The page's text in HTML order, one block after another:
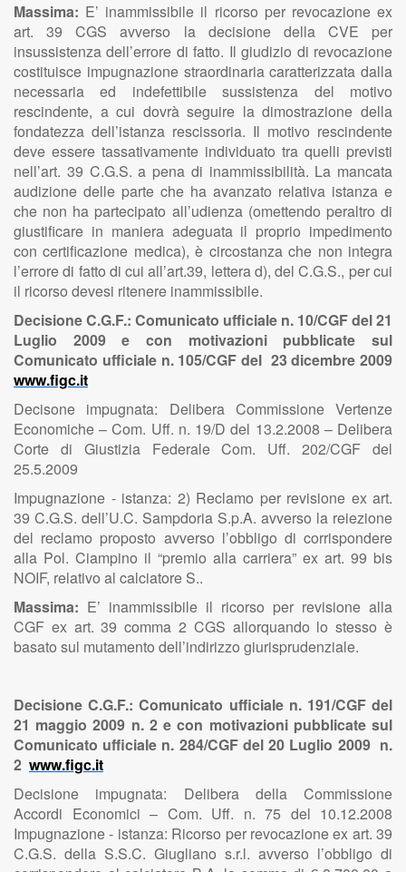
Massima: E’ inammissibile il ricorso per revocazione ex
art. 39 CGS avverso la decisione della CVE per
insussistenza dell’errore di fatto. Il giudizio di revocazione
costituisce impugnazione straordinaria caratterizzata dalla
necessaria ed indefettibile sussistenza del motivo
rescindente, a cui dovrà seguire la dimostrazione della
fondatezza dell’istanza rescissoria. Il motivo rescindente
deve essere tassativamente individuato tra quelli previsti
nell’art. 39 C.G.S. a pena di inammissibilità. La mancata
audizione delle parte che ha avanzato relativa istanza e
che non ha partecipato all’udienza (omettendo peraltro di
giustificare in maniera adeguata il proprio impedimento
con certificazione medica), è circostanza che non integra
l’errore di fatto di cui all’art.39, lettera d), del C.G.S., per cui
il ricorso devesi ritenere inammissibile.
Decisione C.G.F.: Comunicato ufficiale n. 10/CGF del 21
Luglio 2009 e con motivazioni pubblicate sul
Comunicato ufficiale n. 105/CGF del 23 dicembre 2009
www.figc.it
Decisone impugnata: Delibera Commissione Vertenze
Economiche – Com. Uff. n. 19/D del 13.2.2008 – Delibera
Corte di Giustizia Federale Com. Uff. 202/CGF del
25.5.2009
Impugnazione - istanza: 2) Reclamo per revisione ex art.
39 C.G.S. dell’U.C. Sampdoria S.p.A. avverso la reiezione
del reclamo proposto avverso l’obbligo di corrispondere
alla Pol. Ciampino il “premio alla carriera” ex art. 99 bis
NOIF, relativo al calciatore S..
Massima: E’ inammissibile il ricorso per revisione alla
CGF ex art. 39 comma 2 CGS allorquando lo stesso è
basato sul mutamento dell’indirizzo giurisprudenziale.
Decisione C.G.F.: Comunicato ufficiale n. 191/CGF del
21 maggio 2009 n. 2 e con motivazioni pubblicate sul
Comunicato ufficiale n. 284/CGF del 20 Luglio 2009 n.
2 www.figc.it
Decisione impugnata: Delibera della Commissione
Accordi Economici – Com. Uff. n. 75 del 10.12.2008
Impugnazione - istanza: Ricorso per revocazione ex art. 39
C.G.S. della S.S.C. Giugliano s.r.l. avverso l’obbligo di